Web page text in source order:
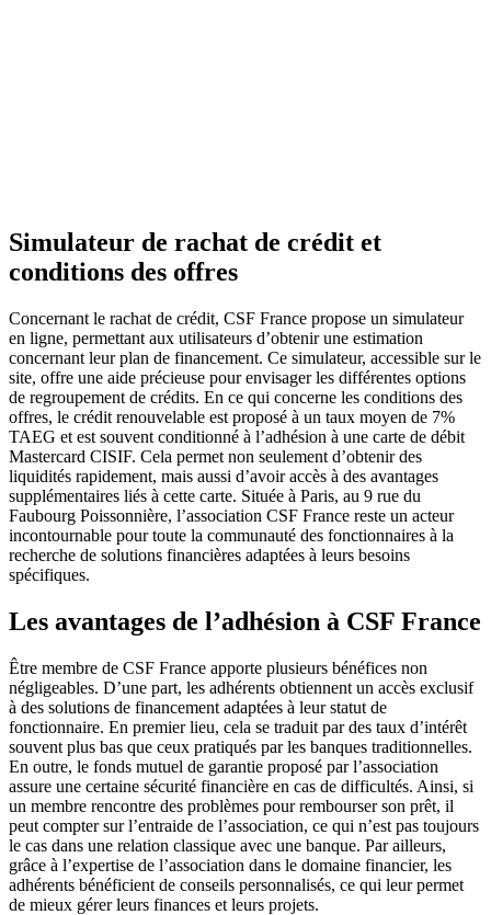
Simulateur de rachat de crédit et
conditions des offres
Concernant le rachat de crédit, CSF France propose un simulateur
en ligne, permettant aux utilisateurs d’obtenir une estimation
concernant leur plan de financement. Ce simulateur, accessible sur le
site, offre une aide précieuse pour envisager les différentes options
de regroupement de crédits. En ce qui concerne les conditions des
offres, le crédit renouvelable est proposé à un taux moyen de 7%
TAEG et est souvent conditionné à l’adhésion à une carte de débit
Mastercard CISIF. Cela permet non seulement d’obtenir des
liquidités rapidement, mais aussi d’avoir accès à des avantages
supplémentaires liés à cette carte. Située à Paris, au 9 rue du
Faubourg Poissonnière, l’association CSF France reste un acteur
incontournable pour toute la communauté des fonctionnaires à la
recherche de solutions financières adaptées à leurs besoins
spécifiques.
Les avantages de l’adhésion à CSF France
Être membre de CSF France apporte plusieurs bénéfices non
négligeables. D’une part, les adhérents obtiennent un accès exclusif
à des solutions de financement adaptées à leur statut de
fonctionnaire. En premier lieu, cela se traduit par des taux d’intérêt
souvent plus bas que ceux pratiqués par les banques traditionnelles.
En outre, le fonds mutuel de garantie proposé par l’association
assure une certaine sécurité financière en cas de difficultés. Ainsi, si
un membre rencontre des problèmes pour rembourser son prêt, il
peut compter sur l’entraide de l’association, ce qui n’est pas toujours
le cas dans une relation classique avec une banque. Par ailleurs,
grâce à l’expertise de l’association dans le domaine financier, les
adhérents bénéficient de conseils personnalisés, ce qui leur permet
de mieux gérer leurs finances et leurs projets.